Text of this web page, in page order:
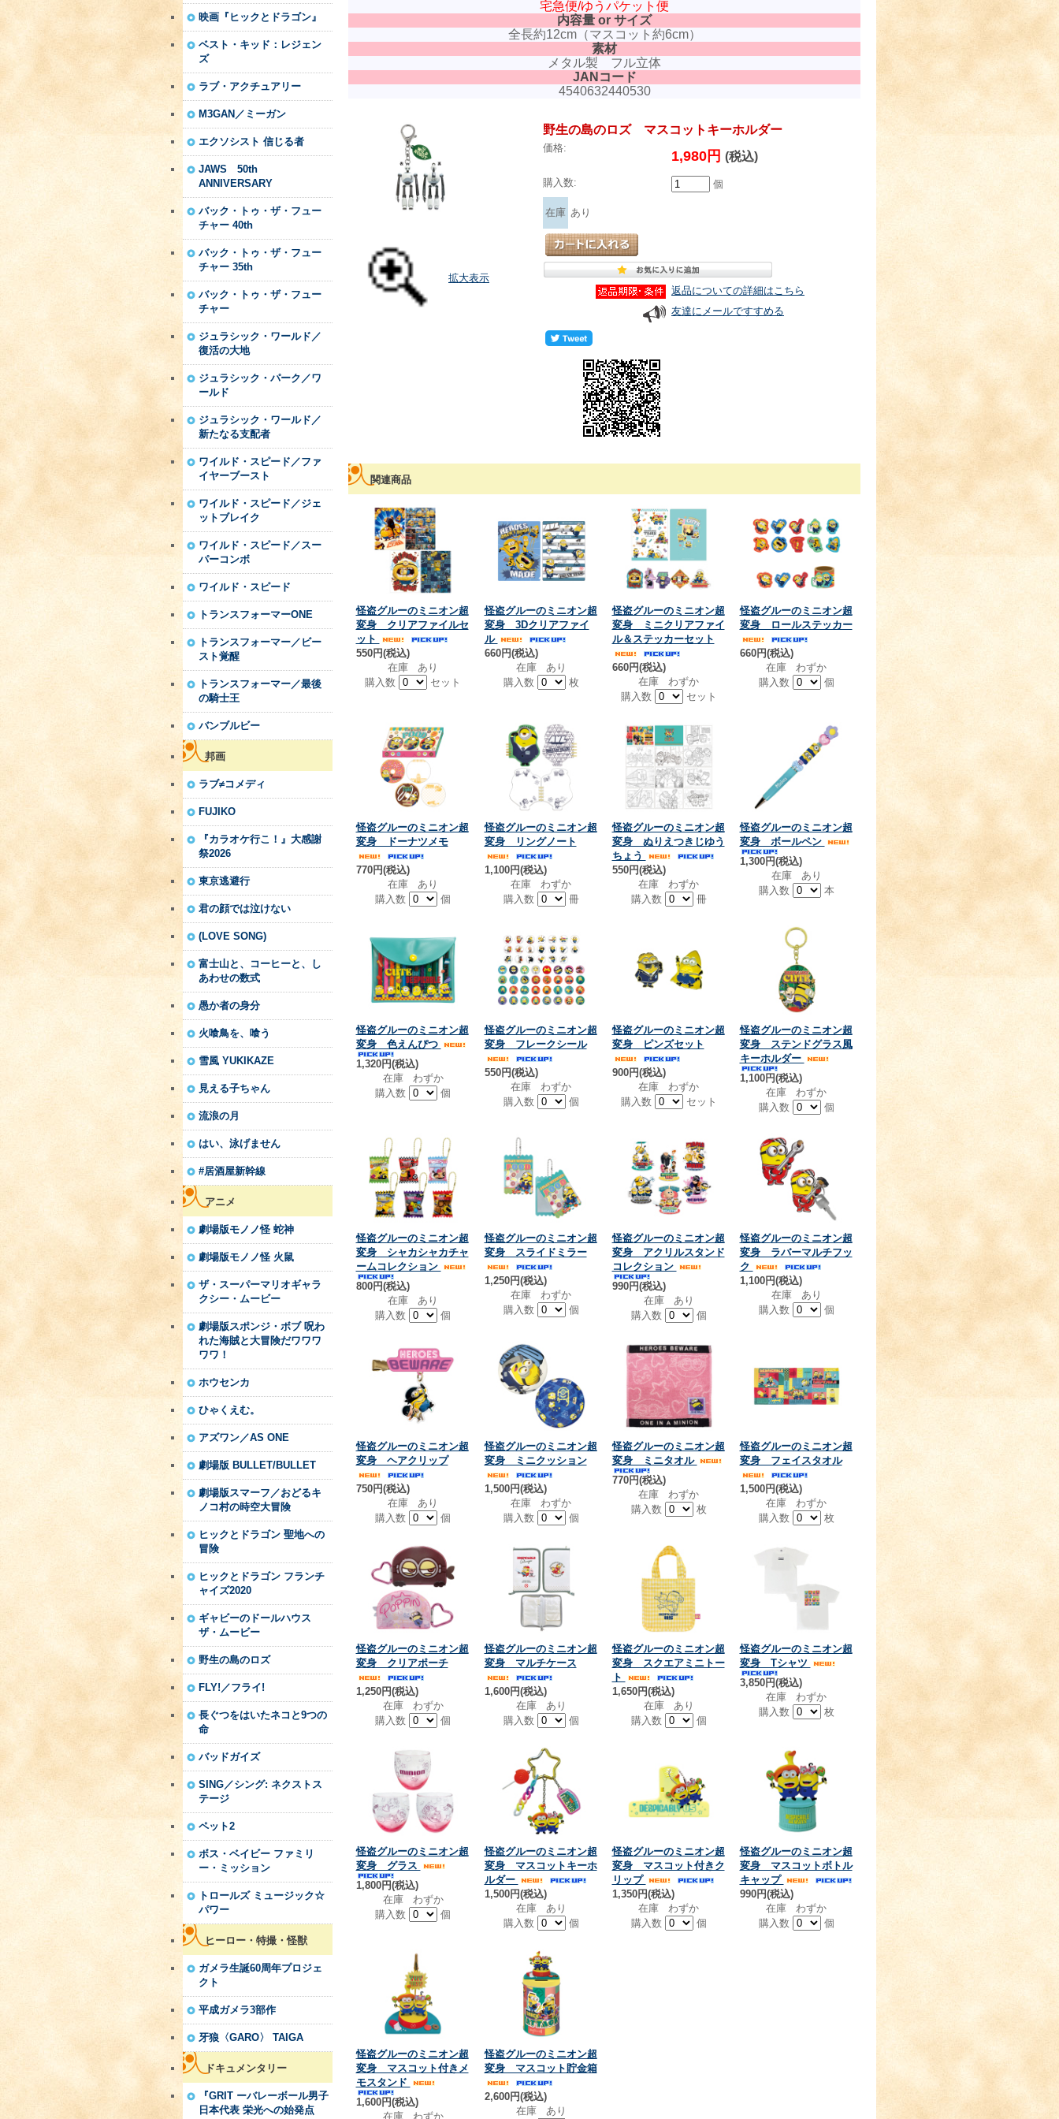
映画『ヒックとドラゴン』
ベスト・キッド：レジェン
ズ
ラブ・アクチュアリー
M3GAN／ミーガン
エクソシスト 信じる者
JAWS 50th
ANNIVERSARY
バック・トゥ・ザ・フュー
チャー 40th
バック・トゥ・ザ・フュー
チャー 35th
バック・トゥ・ザ・フュー
チャー
ジュラシック・ワールド／
復活の大地
ジュラシック・パーク／ワ
ールド
ジュラシック・ワールド／
新たなる支配者
ワイルド・スピード／ファ
イヤーブースト
ワイルド・スピード／ジェ
ットブレイク
ワイルド・スピード／スー
パーコンボ
ワイルド・スピード
トランスフォーマーONE
トランスフォーマー／ビー
スト覚醒
トランスフォーマー／最後
の騎士王
バンブルビー
邦画
ラブ≠コメディ
FUJIKO
『カラオケ行こ！』大感謝
祭2026
東京逃避行
君の顔では泣けない
(LOVE SONG)
富士山と、コーヒーと、し
あわせの数式
愚か者の身分
火喰鳥を、喰う
雪風 YUKIKAZE
見える子ちゃん
流浪の月
はい、泳げません
#居酒屋新幹線
アニメ
劇場版モノノ怪 蛇神
劇場版モノノ怪 火鼠
ザ・スーパーマリオギャラ
クシー・ムービー
劇場版スポンジ・ボブ 呪わ
れた海賊と大冒険だワワワ
ワワ！
ホウセンカ
ひゃくえむ。
アズワン／AS ONE
劇場版 BULLET/BULLET
劇場版スマーフ／おどるキ
ノコ村の時空大冒険
ヒックとドラゴン 聖地への
冒険
ヒックとドラゴン フランチ
ャイズ2020
ギャビーのドールハウス
ザ・ムービー
野生の島のロズ
FLY!／フライ!
長ぐつをはいたネコと9つの
命
バッドガイズ
SING／シング: ネクストス
テージ
ペット2
ボス・ベイビー ファミリ
ー・ミッション
トロールズ ミュージック☆
パワー
ヒーロー・特撮・怪獣
ガメラ生誕60周年プロジェ
クト
平成ガメラ3部作
牙狼〈GARO〉 TAIGA
ドキュメンタリー
『GRIT ーバレーボール男子
日本代表 栄光への始発点
宅急便/ゆうパケット便
内容量 or サイズ
全長約12cm（マスコット約6cm）
素材
メタル製 フル立体
JANコード
4540632440530
拡大表示
野生の島のロズ マスコットキーホルダー
価格:
1,980円 (税込)
購入数: 個
在庫 あり
返品についての詳細はこちら
友達にメールですすめる
関連商品
怪盗グルーのミニオン超
変身 クリアファイルセ
ット
550円(税込)
在庫 あり
購入数
セット
怪盗グルーのミニオン超
変身 3Dクリアファイ
ル
660円(税込)
在庫 あり
購入数
枚
怪盗グルーのミニオン超
変身 ミニクリアファイ
ル＆ステッカーセット
660円(税込)
在庫 わずか
購入数
セット
怪盗グルーのミニオン超
変身 ロールステッカー
660円(税込)
在庫 わずか
購入数
個
怪盗グルーのミニオン超
変身 ドーナツメモ
770円(税込)
在庫 あり
購入数
個
怪盗グルーのミニオン超
変身 リングノート
1,100円(税込)
在庫 わずか
購入数
冊
怪盗グルーのミニオン超
変身 ぬりえつきじゆう
ちょう
550円(税込)
在庫 わずか
購入数
冊
怪盗グルーのミニオン超
変身 ボールペン
1,300円(税込)
在庫 あり
購入数
本
怪盗グルーのミニオン超
変身 色えんぴつ
1,320円(税込)
在庫 わずか
購入数
個
怪盗グルーのミニオン超
変身 フレークシール
550円(税込)
在庫 わずか
購入数
個
怪盗グルーのミニオン超
変身 ピンズセット
900円(税込)
在庫 わずか
購入数
セット
怪盗グルーのミニオン超
変身 ステンドグラス風
キーホルダー
1,100円(税込)
在庫 わずか
購入数
個
怪盗グルーのミニオン超
変身 シャカシャカチャ
ームコレクション
800円(税込)
在庫 あり
購入数
個
怪盗グルーのミニオン超
変身 スライドミラー
1,250円(税込)
在庫 わずか
購入数
個
怪盗グルーのミニオン超
変身 アクリルスタンド
コレクション
990円(税込)
在庫 あり
購入数
個
怪盗グルーのミニオン超
変身 ラバーマルチフッ
ク
1,100円(税込)
在庫 あり
購入数
個
怪盗グルーのミニオン超
変身 ヘアクリップ
750円(税込)
在庫 あり
購入数
個
怪盗グルーのミニオン超
変身 ミニクッション
1,500円(税込)
在庫 わずか
購入数
個
怪盗グルーのミニオン超
変身 ミニタオル
770円(税込)
在庫 わずか
購入数
枚
怪盗グルーのミニオン超
変身 フェイスタオル
1,500円(税込)
在庫 わずか
購入数
枚
怪盗グルーのミニオン超
変身 クリアポーチ
1,250円(税込)
在庫 わずか
購入数
個
怪盗グルーのミニオン超
変身 マルチケース
1,600円(税込)
在庫 あり
購入数
個
怪盗グルーのミニオン超
変身 スクエアミニトー
ト
1,650円(税込)
在庫 あり
購入数
個
怪盗グルーのミニオン超
変身 Tシャツ
3,850円(税込)
在庫 わずか
購入数
枚
怪盗グルーのミニオン超
変身 グラス
1,800円(税込)
在庫 わずか
購入数
個
怪盗グルーのミニオン超
変身 マスコットキーホ
ルダー
1,500円(税込)
在庫 あり
購入数
個
怪盗グルーのミニオン超
変身 マスコット付きク
リップ
1,350円(税込)
在庫 わずか
購入数
個
怪盗グルーのミニオン超
変身 マスコットボトル
キャップ
990円(税込)
在庫 わずか
購入数
個
怪盗グルーのミニオン超
変身 マスコット付きメ
モスタンド
1,600円(税込)
在庫 わずか
怪盗グルーのミニオン超
変身 マスコット貯金箱
2,600円(税込)
在庫 あり